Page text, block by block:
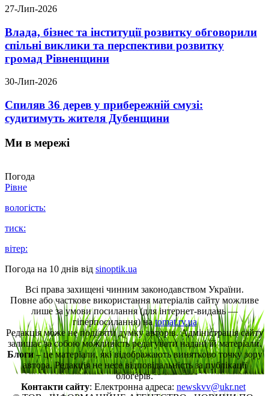
27-Лип-2026
Влада, бізнес та інституції розвитку обговорили
спільні виклики та перспективи розвитку
громад Рівненщини
30-Лип-2026
Спиляв 36 дерев у прибережній смузі:
судитимуть жителя Дубенщини
Ми в мережі
Погода
Рівне
вологість:
тиск:
вітер:
Погода на 10 днів від sinoptik.ua
Всі права захищені чинним законодавством України.
Повне або часткове використання матеріалів сайту можливе
лише за умови посилання (для інтернет-видань —
гіперпосилання) наtomat.rv.ua
Редакція може не поділяти думку авторів. Адміністрація сайту
залишає за собою можливість редагувати надані їй матеріали.
Блоги– це матеріали, які відображають винятково точку зору
автора. Редакція не несе відповідальність за публікації
блогерів.
Контакти сайту: Електронна адреса: newskvv@ukr.net